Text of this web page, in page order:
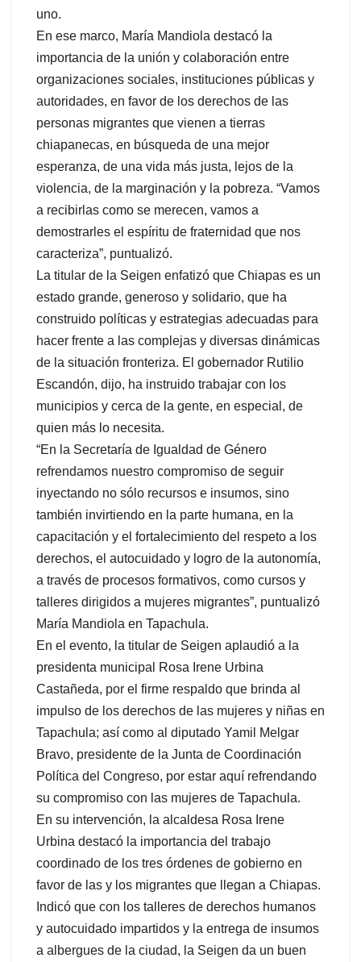
uno.
En ese marco, María Mandiola destacó la
importancia de la unión y colaboración entre
organizaciones sociales, instituciones públicas y
autoridades, en favor de los derechos de las
personas migrantes que vienen a tierras
chiapanecas, en búsqueda de una mejor
esperanza, de una vida más justa, lejos de la
violencia, de la marginación y la pobreza. “Vamos
a recibirlas como se merecen, vamos a
demostrarles el espíritu de fraternidad que nos
caracteriza”, puntualizó.
La titular de la Seigen enfatizó que Chiapas es un
estado grande, generoso y solidario, que ha
construido políticas y estrategias adecuadas para
hacer frente a las complejas y diversas dinámicas
de la situación fronteriza. El gobernador Rutilio
Escandón, dijo, ha instruido trabajar con los
municipios y cerca de la gente, en especial, de
quien más lo necesita.
“En la Secretaría de Igualdad de Género
refrendamos nuestro compromiso de seguir
inyectando no sólo recursos e insumos, sino
también invirtiendo en la parte humana, en la
capacitación y el fortalecimiento del respeto a los
derechos, el autocuidado y logro de la autonomía,
a través de procesos formativos, como cursos y
talleres dirigidos a mujeres migrantes”, puntualizó
María Mandiola en Tapachula.
En el evento, la titular de Seigen aplaudió a la
presidenta municipal Rosa Irene Urbina
Castañeda, por el firme respaldo que brinda al
impulso de los derechos de las mujeres y niñas en
Tapachula; así como al diputado Yamil Melgar
Bravo, presidente de la Junta de Coordinación
Política del Congreso, por estar aquí refrendando
su compromiso con las mujeres de Tapachula.
En su intervención, la alcaldesa Rosa Irene
Urbina destacó la importancia del trabajo
coordinado de los tres órdenes de gobierno en
favor de las y los migrantes que llegan a Chiapas.
Indicó que con los talleres de derechos humanos
y autocuidado impartidos y la entrega de insumos
a albergues de la ciudad, la Seigen da un buen